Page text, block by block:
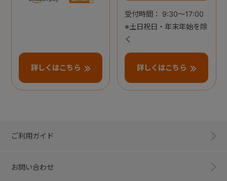
詳しくはこちら
受付時間： 9:30～17:00
※土日祝日・年末年始を除
く
詳しくはこちら
ご利用ガイド
お問い合わせ